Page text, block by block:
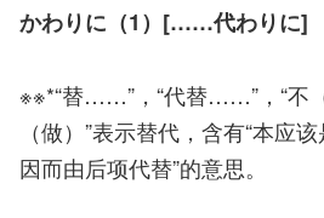
かわりに（1）[……代わりに]
※※*“替……”，“代替……”，“
（做）”表示替代，含有“本应
因而由后项代替”的意思。